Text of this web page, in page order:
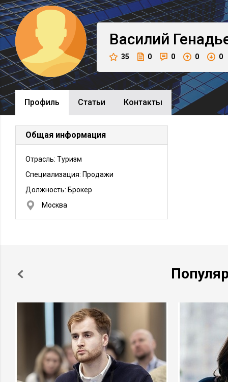
Василий
35 0 0 0 0
Профиль Cтатьи Контакты
Общая информация
Отрасль: Туризм
Специализация: Продажи
Должность: Брокер
Москва